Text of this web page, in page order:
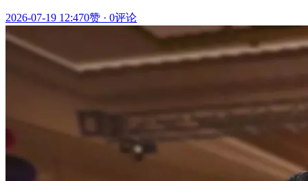
2026-07-19 12:470赞 · 0评论